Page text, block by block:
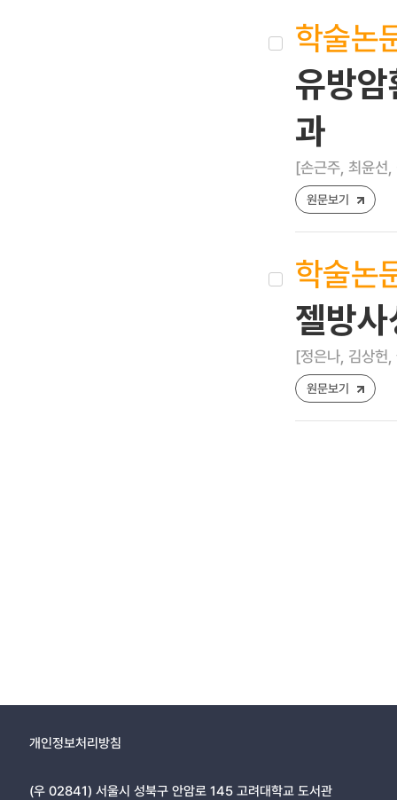
학술논
유방
과
[손근주, 최윤선
원문보기
학술논
젤방
[정은나, 김상헌
원문보기
개인정보처리방침
(우 02841) 서울시 성북구 안암로 145 고려대학교 도서관